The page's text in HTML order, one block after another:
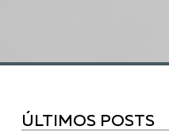
ÚLTIMOS POSTS